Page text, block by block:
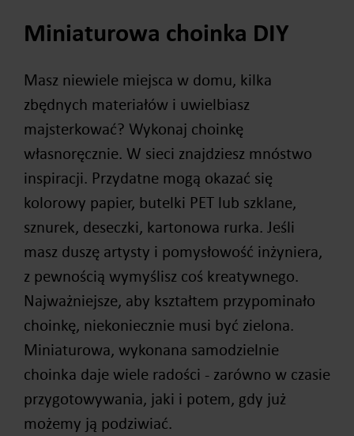
Miniaturowa choinka DIY
Masz niewiele miejsca w domu, kilka
zbędnych materiałów i uwielbiasz
majsterkować? Wykonaj choinkę
własnoręcznie. W sieci znajdziesz mnóstwo
inspiracji. Przydatne mogą okazać się
kolorowy papier, butelki PET lub szklane,
sznurek, deseczki, kartonowa rurka. Jeśli
masz duszę artysty i pomysłowość inżyniera,
z pewnością wymyślisz coś kreatywnego.
Najważniejsze, aby kształtem przypominało
choinkę, niekoniecznie musi być zielona.
Miniaturowa, wykonana samodzielnie
choinka daje wiele radości - zarówno w czasie
przygotowywania, jaki i potem, gdy już
możemy ją podziwiać.